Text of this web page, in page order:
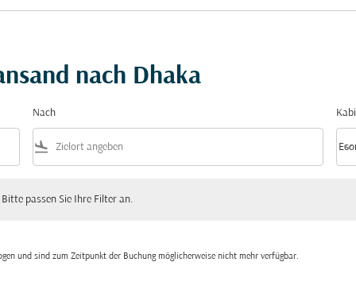
nach Dhaka
Nach
flight_land keyboard_arrow_down
passen Sie Ihre Filter an.
und sind zum Zeitpunkt der Buchung möglicherweise nicht mehr verfügbar.